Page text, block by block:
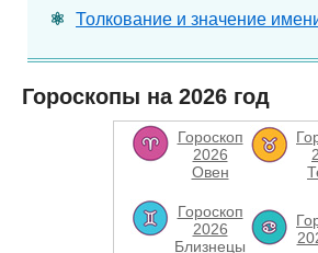
Толкование и значение
Гороскопы на 2026 год
Гороскоп
2026
Овен
Гороскоп
2026
Близнецы